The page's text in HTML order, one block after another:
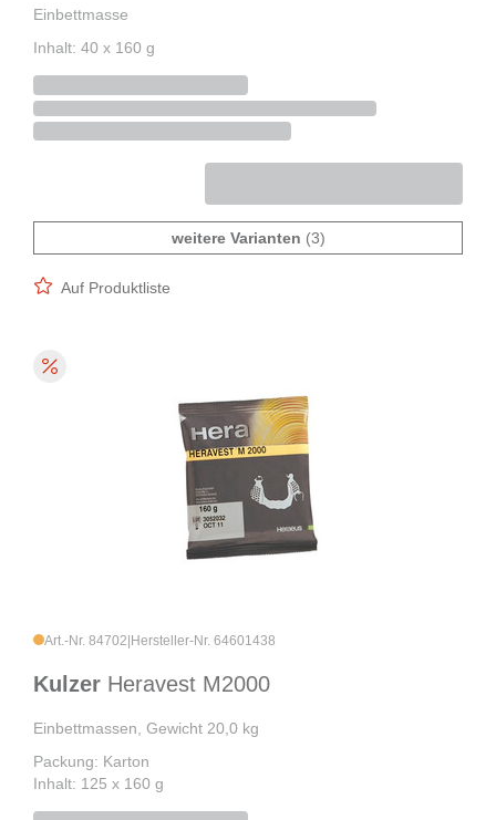
Einbettmasse
Inhalt: 40 x 160 g
weitere Varianten (3)
Auf Produktliste
Art.-Nr. 84702 Hersteller-Nr. 64601438
Kulzer Heravest M2000
Einbettmassen, Gewicht 20,0 kg
Packung: Karton
Inhalt: 125 x 160 g